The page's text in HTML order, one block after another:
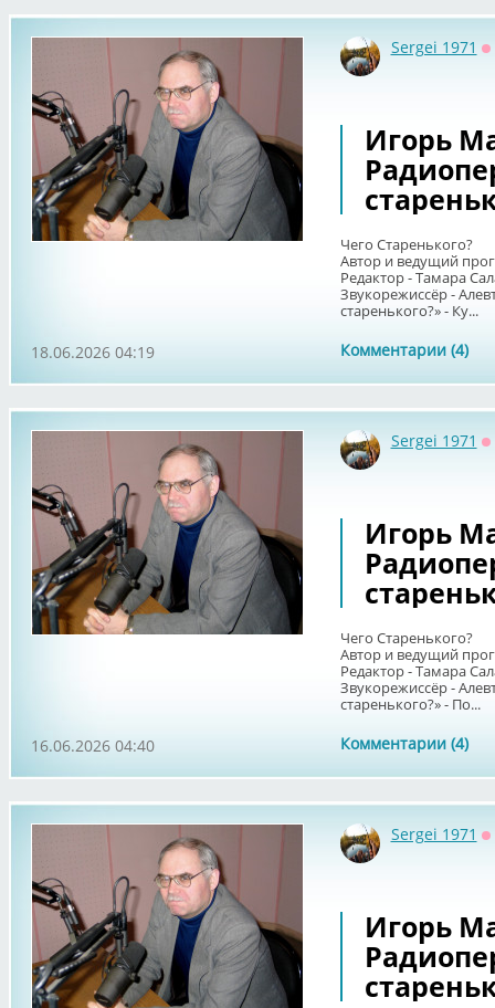
Sergei 1971
Игорь
Чего Старенького?
Автор и ведущий
Редактор - Тамара
Звукорежиссёр -
старенького?» - Ку...
Комментарии (4)
18.06.2026 04:19
Sergei 1971
Игорь
Чего Старенького?
Автор и ведущий
Редактор - Тамара
Звукорежиссёр -
старенького?» - По...
Комментарии (4)
16.06.2026 04:40
Sergei 1971
Игорь